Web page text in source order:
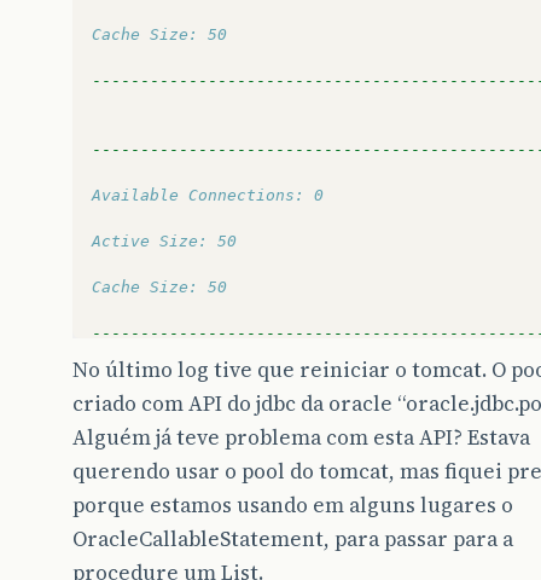
Cache Size: 50
Available Connections: 0
Active Size: 50
Cache Size: 50
Available Connections: 19
Active Size: 31
Cache Size: 50
No último log tive que reiniciar o tomcat. O
criado com API do jdbc da oracle
Alguém já teve problema com esta API? Estava
querendo usar o pool do tomcat, mas fiquei
porque estamos usando em alguns lugares o
OracleCallableStatement, para passar para a
procedure um List.